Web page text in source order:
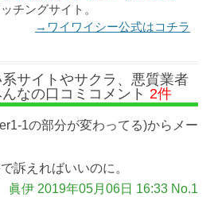
チングサイト。
→ワイワイシー公式はコチラ
サイトやサクラ、悪質業者
なの口コミコメント 2件
1の部分が変わってる)からメー
訴えればいいのに。
眞伊 2019年05月06日 16:33 No.1